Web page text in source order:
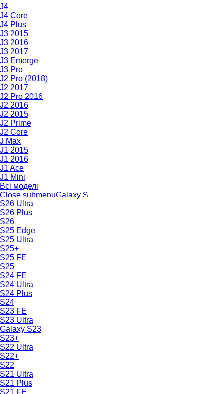
J4
J4 Core
J4 Plus
J3 2015
J3 2016
J3 2017
J3 Emerge
J3 Pro
J2 Pro (2018)
J2 2017
J2 Pro 2016
J2 2016
J2 2015
J2 Prime
J2 Core
J Max
J1 2015
J1 2016
J1 Ace
J1 Mini
Всі моделі
Close submenuGalaxy S
S26 Ultra
S26 Plus
S26
S25 Edge
S25 Ultra
S25+
S25 FE
S25
S24 FE
S24 Ultra
S24 Plus
S24
S23 FE
S23 Ultra
Galaxy S23
S23+
S22 Ultra
S22+
S22
S21 Ultra
S21 Plus
S21 FE